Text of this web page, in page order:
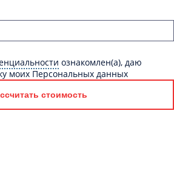
ознакомлен(а), даю
моих Персональных данных
стоимость